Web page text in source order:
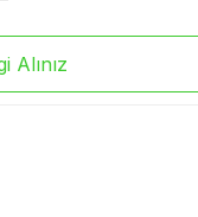
Alınız